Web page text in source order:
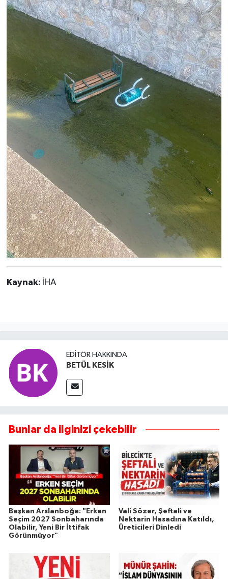
Kaynak: İHA
EDITÖR HAKKINDA
BETÜL KESİK
Bunlar da ilginizi çekebilir
Başkan Arslanboğa: "Erken
Seçim 2027 Sonbaharında
Olabilir, Yeni Bir İttifak
Görünmüyor"
Vali Sözer, Şeftali ve
Nektarin Hasadına Katıldı,
Üreticileri Dinledi